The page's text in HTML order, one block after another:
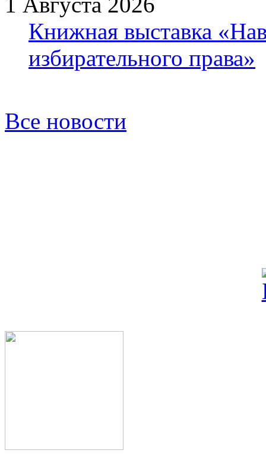
Книжная выставка
избирательного права»
Все новости